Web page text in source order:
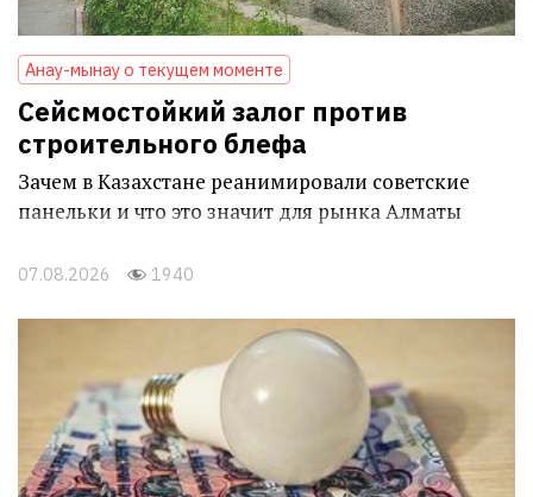
Анау-мынау о текущем моменте
Сейсмостойкий залог против
строительного блефа
Зачем в Казахстане реанимировали советские
панельки и что это значит для рынка Алматы
07.08.2026 1940